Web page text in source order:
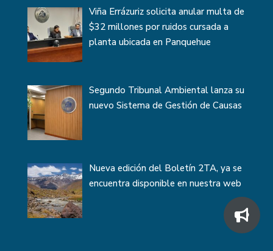
Viña Errázuriz solicita anular multa de
$32 millones por ruidos cursada a
planta ubicada en Panquehue
Segundo Tribunal Ambiental lanza su
nuevo Sistema de Gestión de Causas
Nueva edición del Boletín 2TA, ya se
encuentra disponible en nuestra web